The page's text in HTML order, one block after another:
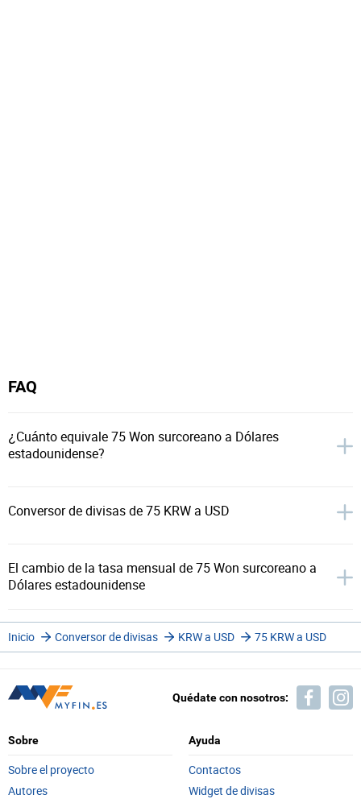
FAQ
¿Cuánto equivale 75 Won surcoreano a Dólares
estadounidense?
Conversor de divisas de 75 KRW a USD
El cambio de la tasa mensual de 75 Won surcoreano a
Dólares estadounidense
Inicio Conversor de divisas KRW a USD 75 KRW a USD
Quédate con nosotros:
Sobre
Sobre el proyecto
Autores
Ayuda
Contactos
Widget de divisas